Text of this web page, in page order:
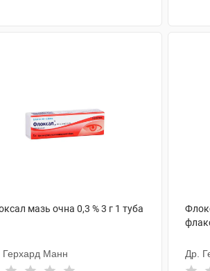
мазь очна 0,3 % 3 г 1 туба
Герхард Манн Др.